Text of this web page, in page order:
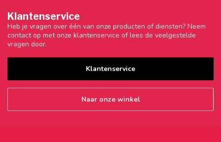
Klantenservice
Heb je vragen over één van onze producten of diensten? Neem
contact op met onze klantenservice of lees de veelgestelde
vragen door.
Klantenservice
Naar onze winkel